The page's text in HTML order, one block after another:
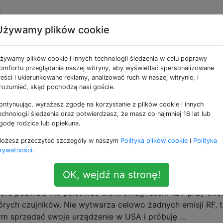
jako fcc
certyfikat FCC i ile to kosztuje?
nie robi tego na poziomie hobbystów, że udane
na rynek bez certyfikatu i prawdopodobnie nie
musiał zapytać. Zawsze jednak zastanawiałem się
certyfikatu FCC?
na Arduino wymaga certyfikacji FCC?
które zawiera Arduino Nano. Jest on
pozwala mu pulsować elektromagnesem 12V przy
czujników. Nie wytwarza celowo żadnych emisji RF,
sprzedać swoje urządzenie w USA i próbuję …
plików cookie
plików cookie i innych technologii śledzenia w celu poprawy
przeglądania naszej witryny, aby wyświetlać spersonalizowane
i ukierunkowane reklamy, analizować ruch w naszej witrynie, i
skąd pochodzą nasi goście.
wyrażasz zgodę na korzystanie z plików cookie i innych
śledzenia oraz potwierdzasz, że masz co najmniej 16 lat lub
rodzica lub opiekuna.
przeczytać szczegóły w naszym Polityka plików cookie i Polityka
.
OK, wejdź na stronę!